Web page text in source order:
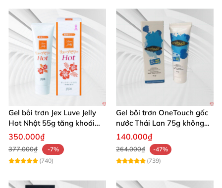
Gel bôi trơn Jex Luve Jelly
Hot Nhật 55g tăng khoái
cảm nữ giới
350.000₫
377.000₫
-7%
(740)
Gel bôi trơn OneTouch gốc
nước Thái Lan 75g không
gây kích ứng
140.000₫
264.000₫
-47%
(739)